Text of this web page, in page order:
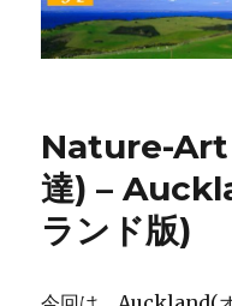
Nature-Art
達) –
ランド版)